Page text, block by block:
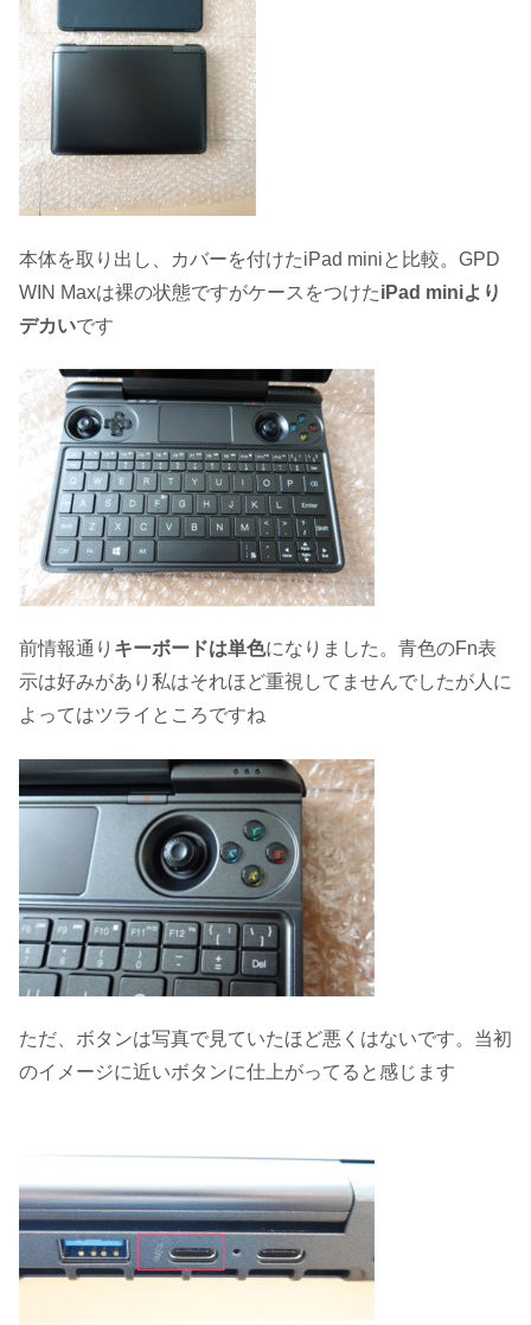
本体を取り出し、カバーを付けたiPad miniと比較。GPD
WIN Maxは裸の状態ですがケースをつけたiPad miniより
デカいです
前情報通り キーボードは単色になりました。青色のFn表
示は好みがあり私はそれほど重視してませんでしたが人に
よってはツライところですね
ただ、ボタンは写真で見ていたほど悪くはないです。当初
のイメージに近いボタンに仕上がってると感じます